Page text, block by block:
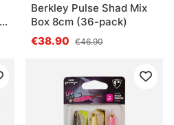
Berkley Pulse Shad Mix
Box 8cm (36-pack)
€38.90 €46.90